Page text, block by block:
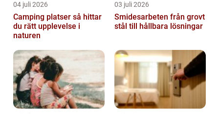
04 juli 2026
Camping platser så hittar
du rätt upplevelse i
naturen
03 juli 2026
Smidesarbeten från grovt
stål till hållbara lösningar